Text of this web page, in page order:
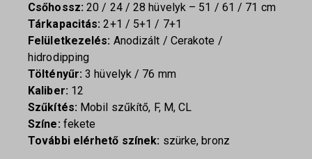
Csőhossz: 20 / 24 / 28 hüvelyk – 51 / 61 / 71 cm
Tárkapacitás: 2+1 / 5+1 / 7+1
Felületkezelés: Anodizált / Cerakote /
hidrodipping
Töltényűr: 3 hüvelyk / 76 mm
Kaliber: 12
Szűkítés: Mobil szűkítő, F, M, CL
Színe: fekete
További elérhető színek: szürke, bronz